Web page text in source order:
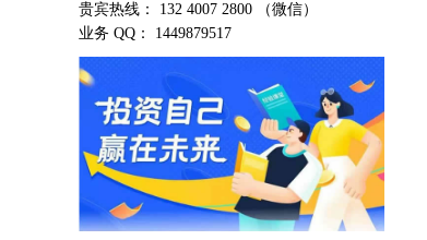
贵宾热线： 132 4007 2800 （微信）
业务 QQ： 1449879517